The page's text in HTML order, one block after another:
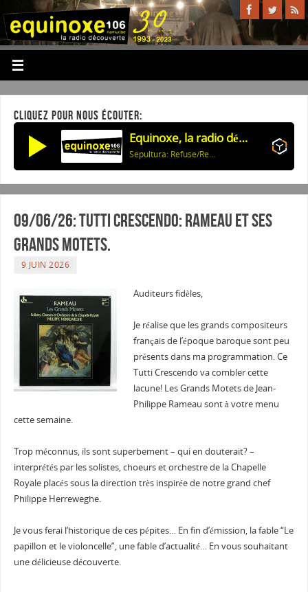
CLIQUEZ POUR NOUS ÉCOUTER:
Equinoxe, la radio découverte
Sepultura: Refuse/Resist
09/06/26: Tutti Crescendo: RAMEAU et ses
Grands Motets.
9 JUIN 2026
Auditeurs fidèles,
Je réalise que les grands compositeurs
français de l’époque baroque sont peu
présents dans ma programmation. Ce
Tutti Crescendo va combler cette
lacune! Les Grands Motets de Jean-
Philippe Rameau sont à votre menu
cette semaine.
Trop méconnus, ils sont superbement – qui en douterait? –
interprétés par les solistes, choeurs et orchestre de la Chapelle
Royale placés sous la direction très inspirée de notre grand chef
Philippe Herreweghe.
Je vous ferai l’historique de ces pépites… En fin d’émission, la fable “Le
papillon et le violoncelle”, une fable d’actualité… En vous souhaitant
une délicieuse découverte.